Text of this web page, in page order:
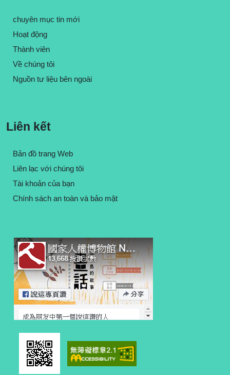
chuyên mục tin mới
Hoạt động
Thành viên
Về chúng tôi
Nguồn tư liệu bên ngoài
Liên kết
Bản đồ trang Web
Liên lạc với chúng tôi
Tài khoản của bạn
Chính sách an toàn và bảo mật